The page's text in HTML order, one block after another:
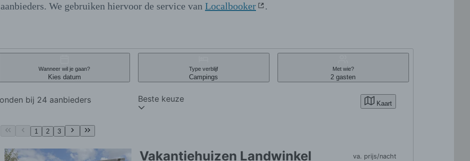
aanbieders. We gebruiken hiervoor de service van Localbooker .